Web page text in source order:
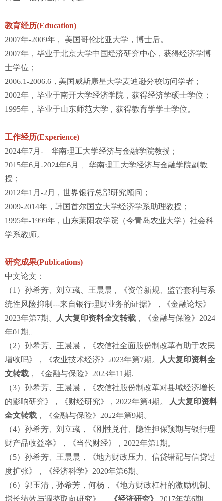
教育经历(Education)
2007年-2009年， 美国哥伦比亚大学，博士后。
2007年，毕业于北京大学中国经济研究中心，获得经济学博
士学位；
2006.1-2006.6，美国威斯康星大学麦迪逊分校访问学者；
2002年，毕业于南开大学经济学院，获得经济学硕士学位；
1995年，毕业于山东师范大学，获得教育学学士学位。
工作经历(Experience)
2024年7月- 华南理工大学经济与金融学院教授；
2015年6月-2024年6月， 华南理工大学经济与金融学院副教
授；
2012年1月-2月，世界银行总部研究顾问；
2009-2014年，韩国首尔国立大学经济学系助理教授；
1995年-1999年，山东莱阳农学院（今青岛农业大学）社会科
学系教师。
研究成果(Publications)
中文论文：
（1）孙希芳、刘立彧、王晨晨，《资管新规、监管套利与系
统性风险抑制---来自银行理财业务的证据》，《金融论坛》
2023年第7期。
人大复印资料全文转载 ，《金融与保险》2024
年01期。
（2）孙希芳、王晨晨，《农信社全面股份制改革有助于农民
增收吗》，《农业技术经济》2023年第7期。
人大复印资料全
文转载 ，《金融与保险》2023年11期.
（3）孙希芳、王晨晨，《农信社股份制改革对县域经济增长
的影响研究》，《财经研究》，2022年第4期。
人大复印资料
全文转载 ，《金融与保险》2022年第9期。
（4）孙希芳、刘立彧，《刚性兑付、隐性担保预期与银行理
财产品收益率》，《当代财经》，2022年第1期。
（5）孙希芳、王晨晨，《地方财政压力、信贷错配与信贷过
度扩张》，《经济科学》2020年第6期。
（6）郭玉清，孙希芳，何杨，《地方财政杠杆的激励机制、
增长绩效与调整取向研究》，
《经济研究》 2017年第6期。